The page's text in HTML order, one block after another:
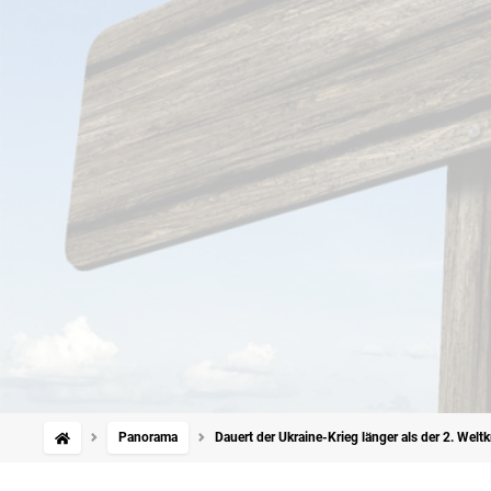
Panorama Dauert der Ukraine-Krieg länger als der 2.